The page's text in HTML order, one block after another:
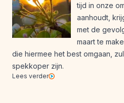
tijd in onze
aanhoudt,
met de
maart te
die hiermee het best omgaan,
spekkoper zijn.
Lees verder